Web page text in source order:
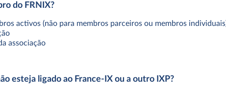
do FRNIX?
activos (não para membros parceiros ou membros
associação
esteja ligado ao France-IX ou a outro IXP?